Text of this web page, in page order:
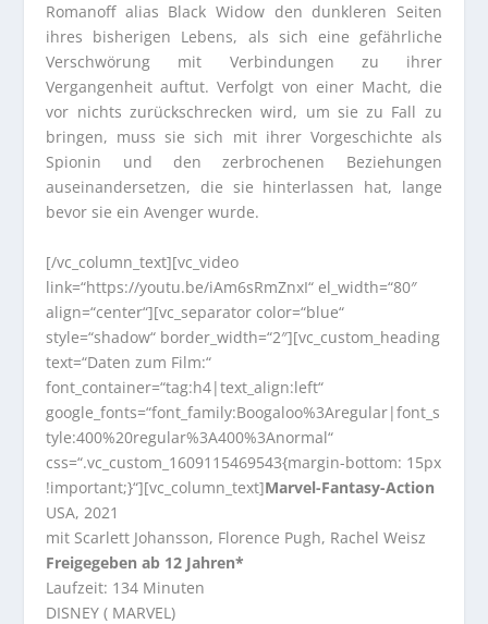
Romanoff alias Black Widow den dunkleren Seiten
ihres bisherigen Lebens, als sich eine gefährliche
Verschwörung mit Verbindungen zu ihrer
Vergangenheit auftut. Verfolgt von einer Macht, die
vor nichts zurückschrecken wird, um sie zu Fall zu
bringen, muss sie sich mit ihrer Vorgeschichte als
Spionin und den zerbrochenen Beziehungen
auseinandersetzen, die sie hinterlassen hat, lange
bevor sie ein Avenger wurde.
[/vc_column_text][vc_video
link=“https://youtu.be/iAm6sRmZnxI“ el_width=“80″
align=“center“][vc_separator color=“blue“
style=“shadow“ border_width=“2″][vc_custom_heading
text=“Daten zum Film:“
font_container=“tag:h4|text_align:left“
google_fonts=“font_family:Boogaloo%3Aregular|font_s
tyle:400%20regular%3A400%3Anormal“
css=“.vc_custom_1609115469543{margin-bottom: 15px
!important;}“][vc_column_text]Marvel-Fantasy-Action
USA, 2021
mit Scarlett Johansson, Florence Pugh, Rachel Weisz
Freigegeben ab 12 Jahren*
Laufzeit: 134 Minuten
DISNEY ( MARVEL)